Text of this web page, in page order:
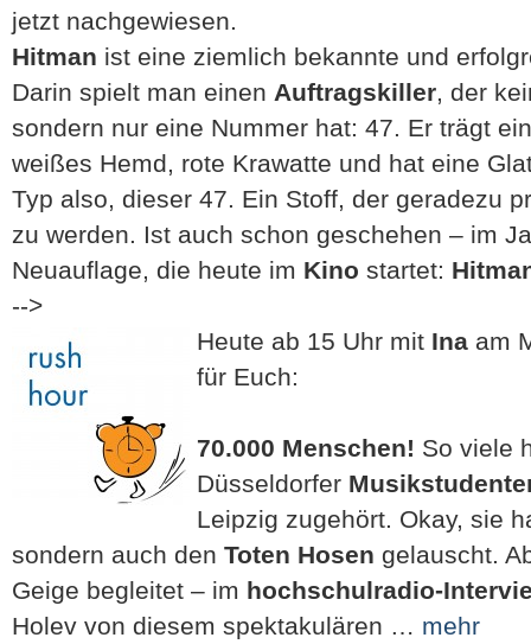
jetzt nachgewiesen.
Hitman ist eine ziemlich bekannte und
Darin spielt man einen Auftragskiller, der
sondern nur eine Nummer hat: 47. Er trägt
weißes Hemd, rote Krawatte und hat eine
Typ also, dieser 47. Ein Stoff, der geradezu
zu werden. Ist auch schon geschehen – im
Neuauflage, die heute im Kino startet:
-->
Heute ab 15 Uhr mit Ina am
für Euch:
70.000 Menschen! So viele
Düsseldorfer
Leipzig zugehört. Okay, sie
sondern auch den Toten Hosen gelauscht.
Geige begleitet – im hochschulradio-
Holev von diesem spektakulären … mehr